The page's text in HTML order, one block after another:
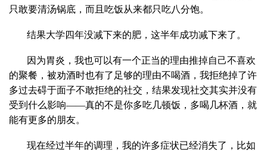
只敢要清汤锅底，而且吃饭从来都只吃八分饱。
结果大学四年没减下来的肥，这半年成功减下来了。
因为胃炎，我也可以有一个正当的理由推掉自己不喜欢
的聚餐，被劝酒时也有了足够的理由不喝酒，我拒绝掉了许
多过去碍于面子不敢拒绝的社交，结果发现社交其实并没有
受到什么影响——真的不是你多吃几顿饭，多喝几杯酒，就
能有更多的朋友。
现在经过半年的调理，我的许多症状已经消失了，比如